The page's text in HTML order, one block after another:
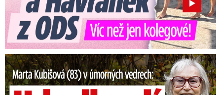
Marta Kubišová (83) v úmorných vedrech: Udusil se jí pejsek!